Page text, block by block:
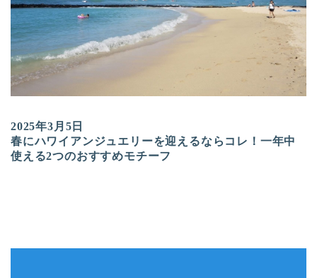
2025年3月5日
春にハワイアンジュエリーを迎えるならコレ！一年中
使える2つのおすすめモチーフ